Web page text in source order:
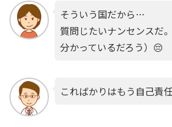
そういう国だから…
質問じたいナンセンスだ
分かっているだろう）😔
こればかりはもう自己責任